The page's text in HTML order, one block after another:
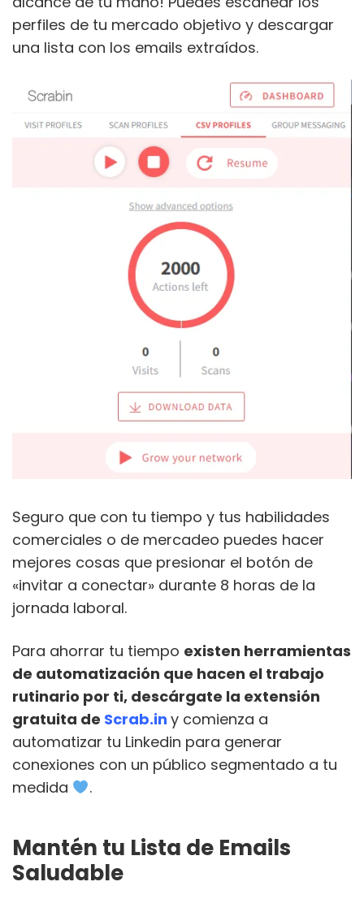
perfiles de tu mercado objetivo y descargar
una lista con los emails extraídos.
Seguro que con tu tiempo y tus habilidades
comerciales o de mercadeo puedes hacer
mejores cosas que presionar el botón de
«invitar a conectar» durante 8 horas de la
jornada laboral.
Para ahorrar tu tiempo existen herramientas
de automatización que hacen el trabajo
rutinario por ti, descárgate la extensión
gratuita de Scrab.in y comienza a
automatizar tu Linkedin para generar
conexiones con un público segmentado a tu
medida
.
Mantén tu Lista de Emails
Saludable